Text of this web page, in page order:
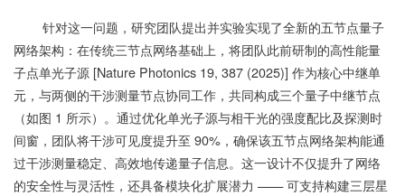
针对这一问题，研究团队提出并实验实现了全新的五节点量子
网络架构：在传统三节点网络基础上，将团队此前研制的高性能量
子点单光子源 [Nature Photonics 19, 387 (2025)] 作为核心中继单
元，与两侧的干涉测量节点协同工作，共同构成三个量子中继节点
（如图 1 所示）。通过优化单光子源与相干光的强度配比及探测时
间窗，团队将干涉可见度提升至 90%，确保该五节点网络架构能通
过干涉测量稳定、高效地传递量子信息。这一设计不仅提升了网络
的安全性与灵活性，还具备模块化扩展潜力 —— 可支持构建三层星